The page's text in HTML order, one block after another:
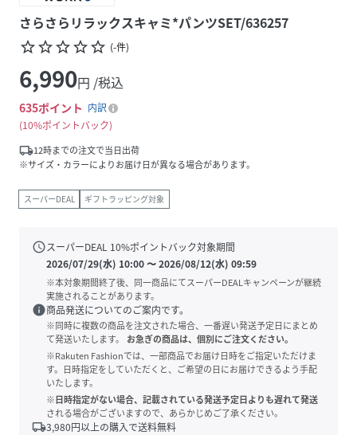
さらさらリラックスキャミ*パンツSET/636257
star_borderstar_borderstar_borderstar_borderstar_border (-件)
6,990円 /税込
635ポイント 内訳
10%ポイントバック
local_shipping12時までの注文で当日出荷
※サイズ・カラーによりお届け日が異なる場合があります。
スーパーDEAL ギフトラッピング対象
scheduleスーパーDEAL 10%ポイントバック対象期間
2026/07/29(水) 10:00〜2026/08/12(水) 09:59
※本対象期間終了後、同一商品にてスーパーDEALキャンペーンが継続
実施されることがあります。
info商品発送についてのご案内です。
※同時に複数の商品を注文された場合、一番遅い発送予定日にまとめ
て発送いたします。
お急ぎの商品は、個別にご注文ください。
※Rakuten Fashionでは、一部商品でお届け日時をご指定いただけま
す。日時指定をしていただくと、ご希望の日にお届けできるよう手配
いたします。
※日時指定がない場合、記載されている発送予定日よりも遅れて発送
される場合がございますので、あらかじめご了承ください。
local_shipping3,980円以上の購入で送料無料